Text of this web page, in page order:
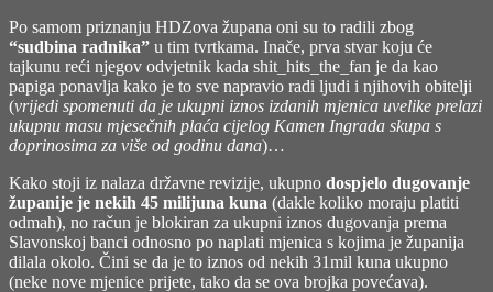
Po samom priznanju HDZova župana oni su to radili zbog
“sudbina radnika” u tim tvrtkama. Inače, prva stvar koju će
tajkunu reći njegov odvjetnik kada shit_hits_the_fan je da kao
papiga ponavlja kako je to sve napravio radi ljudi i njihovih obitelji
(vrijedi spomenuti da je ukupni iznos izdanih mjenica uvelike prelazi
ukupnu masu mjesečnih plaća cijelog Kamen Ingrada skupa s
doprinosima za više od godinu dana)…
Kako stoji iz nalaza državne revizije, ukupno dospjelo dugovanje
županije je nekih 45 milijuna kuna (dakle koliko moraju platiti
odmah), no račun je blokiran za ukupni iznos dugovanja prema
Slavonskoj banci odnosno po naplati mjenica s kojima je županija
dilala okolo. Čini se da je to iznos od nekih 31mil kuna ukupno
(neke nove mjenice prijete, tako da se ova brojka povećava).